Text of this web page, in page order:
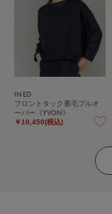
INED
フロントタック裏毛プルオ
ーバー《YVON》
￥10,450(税込)